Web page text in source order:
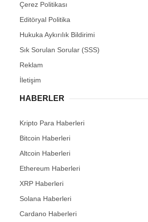
Çerez Politikası
Editöryal Politika
Hukuka Aykırılık Bildirimi
Sık Sorulan Sorular (SSS)
Reklam
İletişim
HABERLER
Kripto Para Haberleri
Bitcoin Haberleri
Altcoin Haberleri
Ethereum Haberleri
XRP Haberleri
Solana Haberleri
Cardano Haberleri